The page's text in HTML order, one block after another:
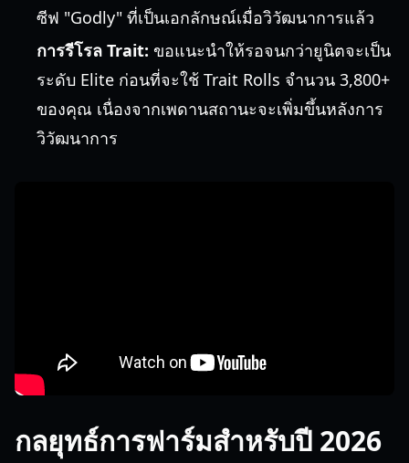
ซีฟ "Godly" ที่เป็นเอกลักษณ์เมื่อวิวัฒนาการแล้ว
การรีโรล Trait: ขอแนะนำให้รอจนกว่ายูนิตจะเป็น
ระดับ Elite ก่อนที่จะใช้ Trait Rolls จำนวน 3,800+
ของคุณ เนื่องจากเพดานสถานะจะเพิ่มขึ้นหลังการ
วิวัฒนาการ
กลยุทธ์การฟาร์มสำหรับปี 2026